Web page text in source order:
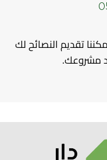
تقديم النصائح لك
مشروعك.